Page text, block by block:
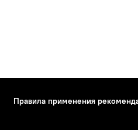
Правила применения